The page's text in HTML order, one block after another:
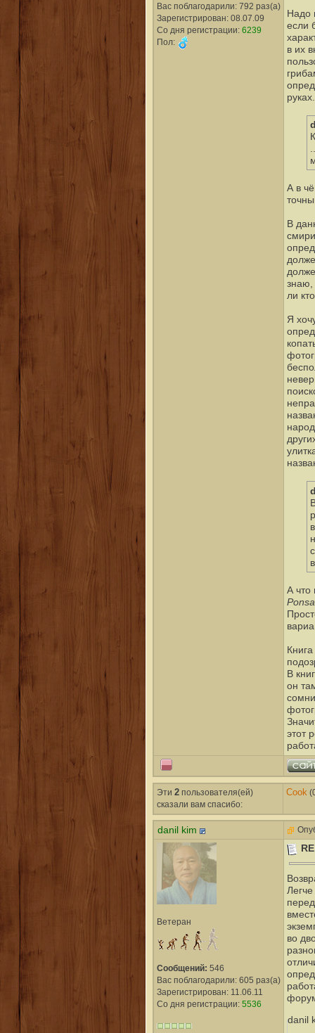
Вас поблагодарили: 792 раз(а)
Зарегистрирован: 08.07.09
Со дня регистрации: 6239
Пол:
Надо
если
в их
руках.
А в
В
знаю,
ли
Я
А что
В
он
этот
Эти 2пользователя(ей)
сказали вам cпасибо:
Cook
danil kim
Ветеран
Сообщений: 546
Вас поблагодарили: 605 раз(а)
Зарегистрирован: 11.06.11
Со дня регистрации: 5536
во
danil